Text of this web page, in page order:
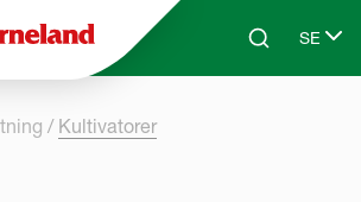
Skip to main contentSearchSE
Select
Kultivatorer